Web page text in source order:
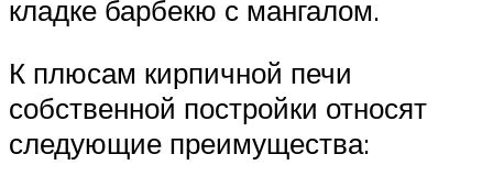
кладке барбекю с мангалом.
К плюсам кирпичной печи
собственной постройки относят
следующие преимущества: